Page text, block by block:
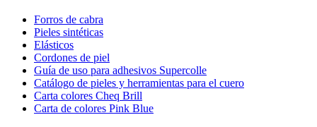
Forros de cabra
Pieles sintéticas
Elásticos
Cordones de piel
Guía de uso para adhesivos Supercolle
Catálogo de pieles y herramientas para el cuero
Carta colores Cheq Brill
Carta de colores Pink Blue